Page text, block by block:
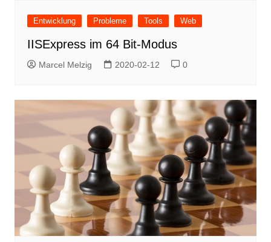
Entwicklung Probleme Tools Web
IISExpress im 64 Bit-Modus
Marcel Melzig 2020-02-12 0